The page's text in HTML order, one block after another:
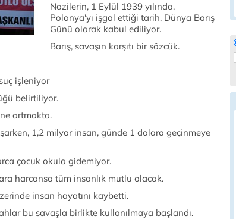
Nazilerin, 1 Eylül 1939 yılında,
Polonya'yı işgal ettiği tarih, Dünya Barış
Günü olarak kabul ediliyor.
Barış, savaşın karşıtı bir sözcük.
işleniyor
belirtiliyor.
artmakta.
1,2 milyar insan, günde 1 dolara geçinmeye
çocuk okula gidemiyor.
harcansa tüm insanlık mutlu olacak.
insan hayatını kaybetti.
bu savaşla birlikte kullanılmaya başlandı.